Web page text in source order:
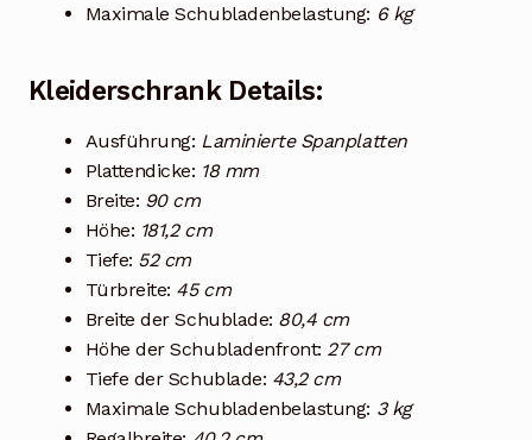
Maximale Schubladenbelastung: 6 kg
Kleiderschrank Details:
Ausführung: Laminierte Spanplatten
Plattendicke: 18 mm
Breite: 90 cm
Höhe: 181,2 cm
Tiefe: 52 cm
Türbreite: 45 cm
Breite der Schublade: 80,4 cm
Höhe der Schubladenfront: 27 cm
Tiefe der Schublade: 43,2 cm
Maximale Schubladenbelastung: 3 kg